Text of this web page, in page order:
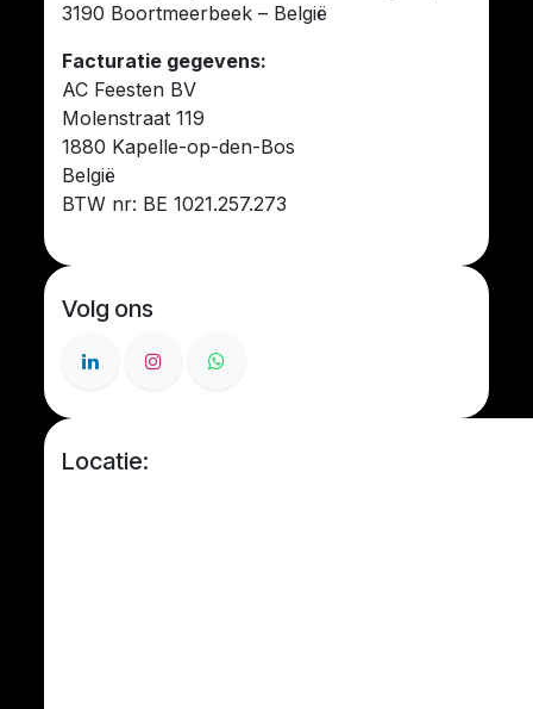
3190 Boortmeerbeek – België
Facturatie gegevens:
AC Feesten BV
Molenstraat 119
1880 Kapelle-op-den-Bos
België
BTW nr: BE 1021.257.273
Volg ons
Locatie: